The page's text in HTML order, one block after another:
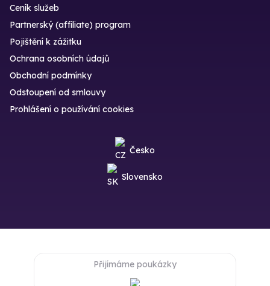
Ceník služeb
Partnerský (affiliate) program
Pojištění k zážitku
Ochrana osobních údajů
Obchodní podmínky
Odstoupení od smlouvy
Prohlášení o používání cookies
Česko
Slovensko
Přijímáme poukázky